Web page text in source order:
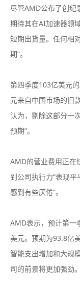
尽管AMD公布了创纪
期待其在AI加速器领
短期出货量。任何相
期”。
第四季度103亿美元
元来自中国市场的旧
认为，剔除这部分一
预期”。
AMD的营业费用正在
到公司执行力“表现平
感到有些厌倦”。
AMD表示，预计第一
美元。预期为93.8亿
智能支出增加和大规
司的前景将更加强劲。